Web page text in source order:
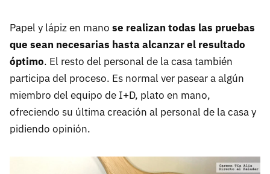
Papel y lápiz en mano se realizan todas las pruebas
que sean necesarias hasta alcanzar el resultado
óptimo. El resto del personal de la casa también
participa del proceso. Es normal ver pasear a algún
miembro del equipo de I+D, plato en mano,
ofreciendo su última creación al personal de la casa y
pidiendo opinión.